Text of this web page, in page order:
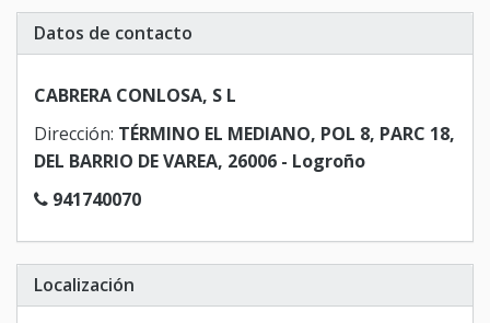
Datos de contacto
CABRERA CONLOSA, S L
Dirección: TÉRMINO EL MEDIANO, POL 8, PARC 18,
DEL BARRIO DE VAREA, 26006 - Logroño
941740070
Localización